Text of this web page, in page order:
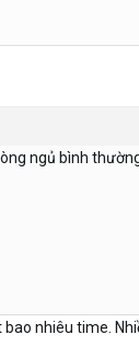
ngủ bình
nhiêu time.